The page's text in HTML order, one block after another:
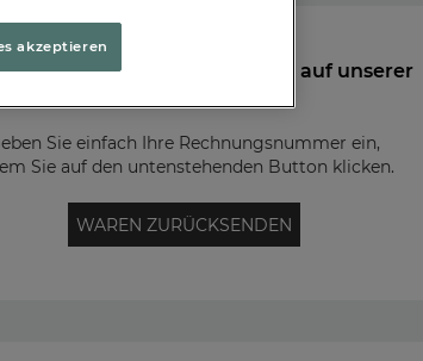
noch kein Kundenkonto auf unserer
Sie einfach Ihre Rechnungsnummer ein,
Sie auf den untenstehenden Button klicken.
WAREN ZURÜCKSENDEN
akzeptieren